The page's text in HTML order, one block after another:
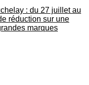
: du 27 juillet au
réduction sur une
marques